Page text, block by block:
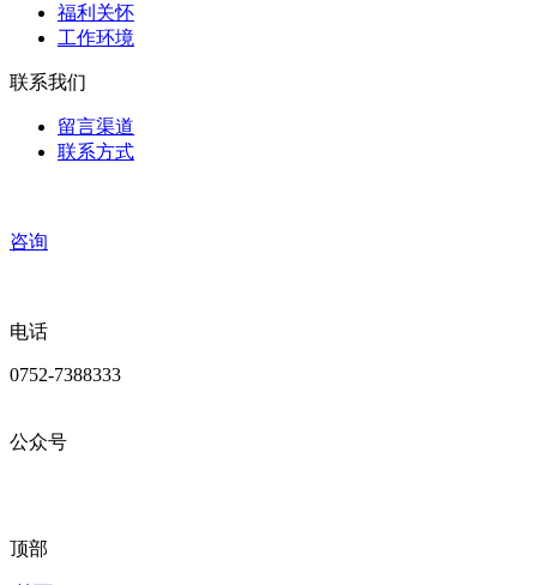
福利关怀
工作环境
联系我们
留言渠道
联系方式
咨询
电话
0752-7388333
公众号
顶部